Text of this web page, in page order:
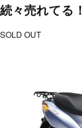
続々売れてる！
SOLD OUT